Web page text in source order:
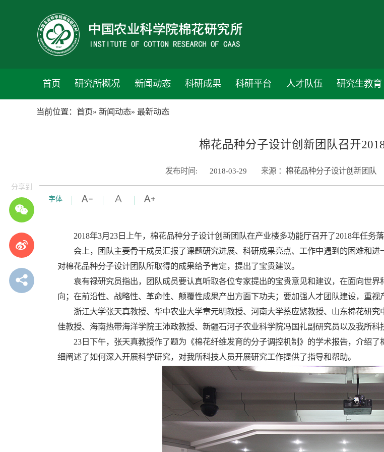
首页 研究所概况 新闻动态 科研成果 科研平台 人才队伍 研究生教育
当前位置： 首页» 新闻动态» 最新动态
棉花品种分子设计创新团队召开
发布时间: 2018-03-29 来源 ： 棉花品种分子设计创新团队
字体
分享到
2018年3月23日上午，棉花品种分子设计创新团队在产业楼多功能厅召开了2018年任务
会上，团队主要骨干成员汇报了课题研究进展、科研成果亮点、工作中遇到的困难和进
对棉花品种分子设计团队所取得的成果给予肯定，提出了宝贵建议。
袁有禄研究员指出，团队成员要认真听取各位专家提出的宝贵意见和建议，在面向世界
向；在前沿性、战略性、革命性、颠覆性成果产出方面下功夫；要加强人才团队建设，重视
浙江大学张天真教授、华中农业大学章元明教授、河南大学蔡应繁教授、山东棉花研究
佳教授、海南热带海洋学院王沛政教授、新疆石河子农业科学院冯国礼副研究员以及我所科
23日下午，张天真教授作了题为《棉花纤维发育的分子调控机制》的学术报告，介绍了
细阐述了如何深入开展科学研究，对我所科技人员开展研究工作提供了指导和帮助。